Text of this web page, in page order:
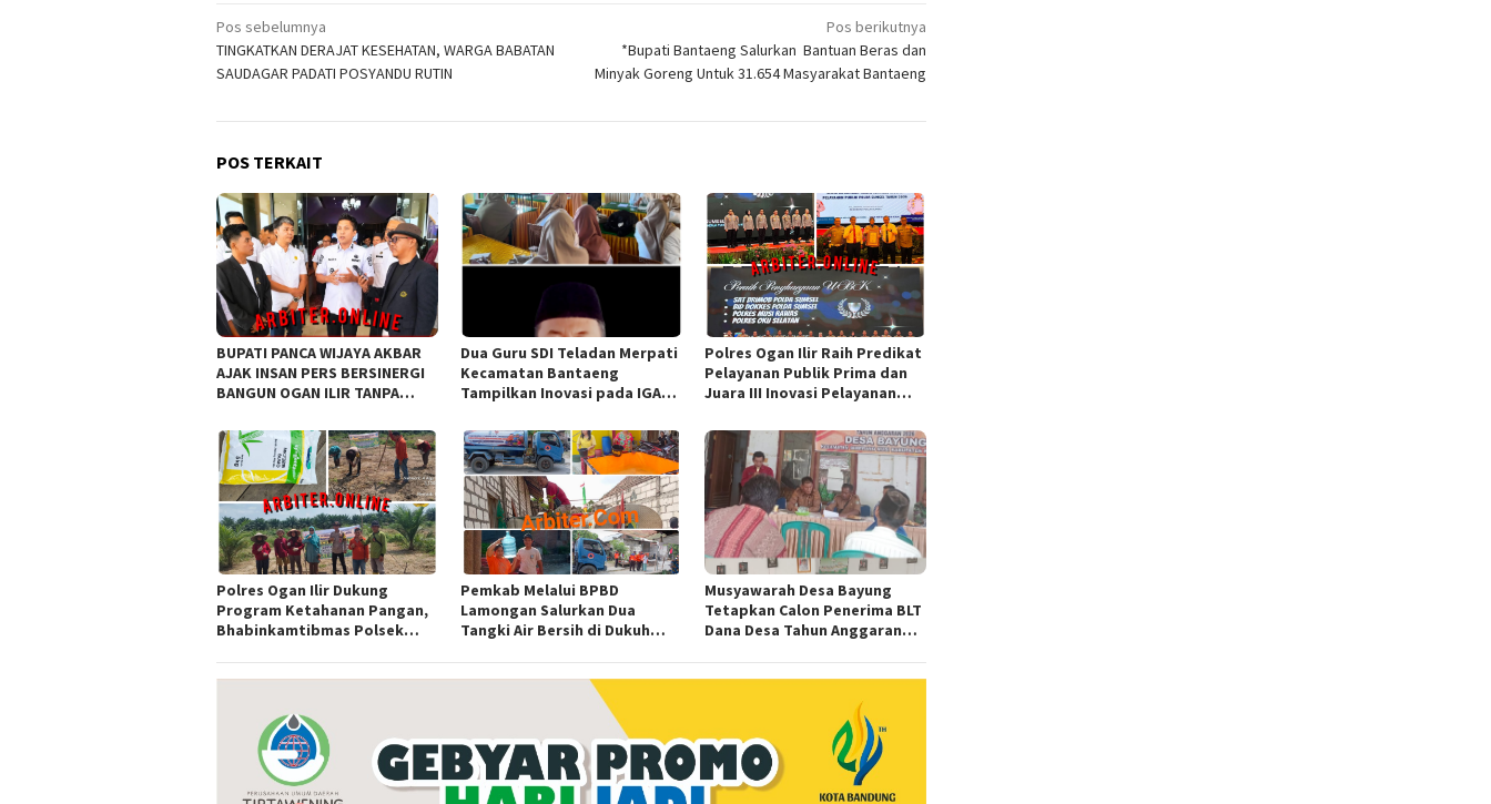
Navigasi
pos
Pos sebelumnya
TINGKATKAN DERAJAT KESEHATAN, WARGA BABATAN
SAUDAGAR PADATI POSYANDU RUTIN
Pos berikutnya
*Bupati Bantaeng Salurkan Bantuan Beras dan
Minyak Goreng Untuk 31.654 Masyarakat Bantaeng
POS TERKAIT
BUPATI PANCA WIJAYA AKBAR
AJAK INSAN PERS BERSINERGI
BANGUN OGAN ILIR TANPA
Dua Guru SDI Teladan Merpati
Kecamatan Bantaeng
Tampilkan Inovasi pada IGA
Sulawesi
Polres Ogan Ilir Raih Predikat
Pelayanan Publik Prima dan
Juara III Inovasi Pelayanan
Polres Ogan Ilir Dukung
Program Ketahanan Pangan,
Bhabinkamtibmas Polsek
Jagung Pipil di Desa Sungai
Pemkab Melalui BPBD
Lamongan Salurkan Dua
Tangki Air Bersih di Dukuh
Musyawarah Desa Bayung
Tetapkan Calon Penerima BLT
Dana Desa Tahun Anggaran